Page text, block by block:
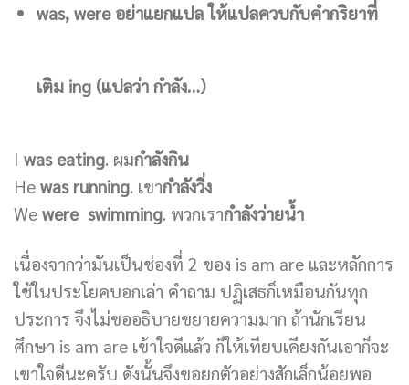
was, were อย่าแยกแปล ให้แปลควบกับคำกริยาที่
เติม ing (แปลว่า กำลัง…)
I was eating. ผมกำลังกิน
He was running. เขากำลังวิ่ง
We were swimming. พวกเรากำลังว่ายน้ำ
เนื่องจากว่ามันเป็นช่องที่ 2 ของ is am are และหลักการ
ใช้ในประโยคบอกเล่า คำถาม ปฏิเสธก็เหมือนกันทุก
ประการ จึงไม่ขออธิบายขยายความมาก ถ้านักเรียน
ศึกษา is am are เข้าใจดีแล้ว ก็ให้เทียบเคียงกันเอาก็จะ
เขาใจดีนะครับ ดังนั้นจึงขอยกตัวอย่างสักเล็กน้อยพอ